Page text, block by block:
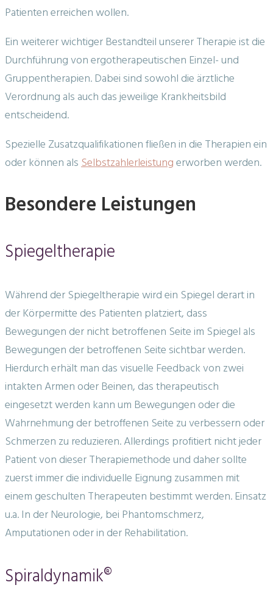
Patienten erreichen wollen.
Ein weiterer wichtiger Bestandteil unserer Therapie ist die
Durchführung von ergotherapeutischen Einzel- und
Gruppentherapien. Dabei sind sowohl die ärztliche
Verordnung als auch das jeweilige Krankheitsbild
entscheidend.
Spezielle Zusatzqualifikationen fließen in die Therapien ein
oder können alsSelbstzahlerleistungerworben werden.
Besondere Leistungen
Spiegeltherapie
Während der Spiegeltherapie wird ein Spiegel derart in
der Körpermitte des Patienten platziert, dass
Bewegungen der nicht betroffenen Seite im Spiegel als
Bewegungen der betroffenen Seite sichtbar werden.
Hierdurch erhält man das visuelle Feedback von zwei
intakten Armen oder Beinen, das therapeutisch
eingesetzt werden kann um Bewegungen oder die
Wahrnehmung der betroffenen Seite zu verbessern oder
Schmerzen zu reduzieren. Allerdings profitiert nicht jeder
Patient von dieser Therapiemethode und daher sollte
zuerst immer die individuelle Eignung zusammen mit
einem geschulten Therapeuten bestimmt werden. Einsatz
u.a. In der Neurologie, bei Phantomschmerz,
Amputationen oder in der Rehabilitation.
Spiraldynamik®